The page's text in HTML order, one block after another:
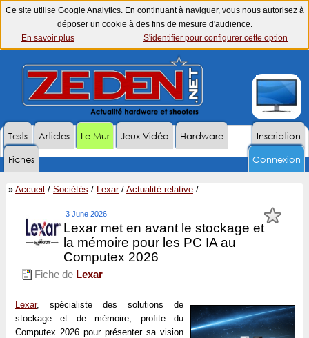
Ce site utilise Google Analytics. En continuant à naviguer, vous nous autorisez à
déposer un cookie à des fins de mesure d'audience.
En savoir plus
S'identifier pour configurer cette option
Inscription
Tests Articles Le Mur Jeux Vidéo
Hardware
Fiches
Connexion
» Accueil / Sociétés / Lexar/ Actualité relative /
3 June 2026
Lexar met en avant le stockage et
la mémoire pour les PC IA au
Computex 2026
Fiche de Lexar
Lexar, spécialiste des solutions de
stockage et de mémoire, profite du
Computex 2026 pour présenter sa vision